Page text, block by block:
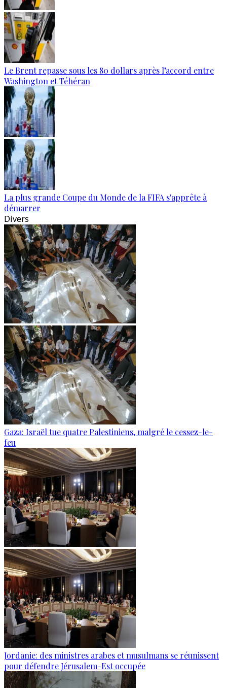
Le Brent repasse sous les 80 dollars après l’accord entre
Washington et Téhéran
La plus grande Coupe du Monde de la FIFA s'apprête à
démarrer
Divers
Gaza: Israël tue quatre Palestiniens, malgré le cessez-le-
feu
Jordanie: des ministres arabes et musulmans se réunissent
pour défendre Jérusalem-Est occupée